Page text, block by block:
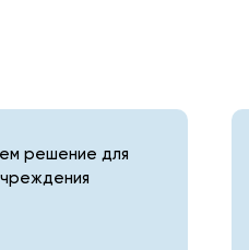
решение для